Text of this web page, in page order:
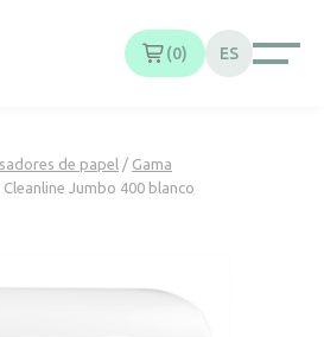
0 ES
de papel / Gama
Jumbo 400 blanco